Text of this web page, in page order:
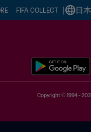
FIFA COLLECT 日
Copyright © 1994 -